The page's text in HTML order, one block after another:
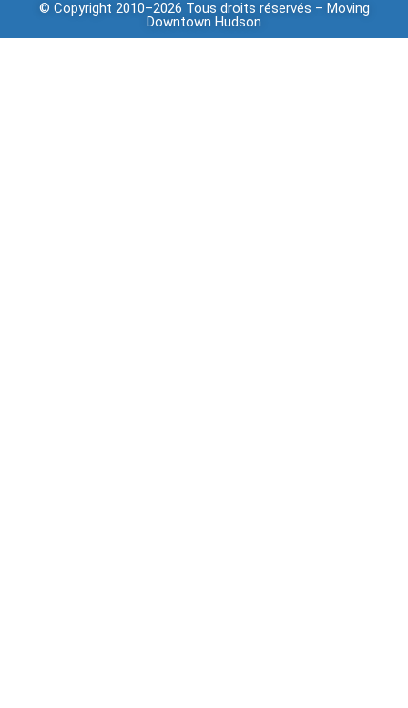
© Copyright 2010–2026 Tous droits réservés – Moving
Downtown Hudson